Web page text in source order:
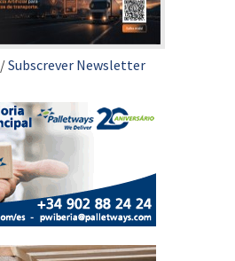
/Subscrever Newsletter